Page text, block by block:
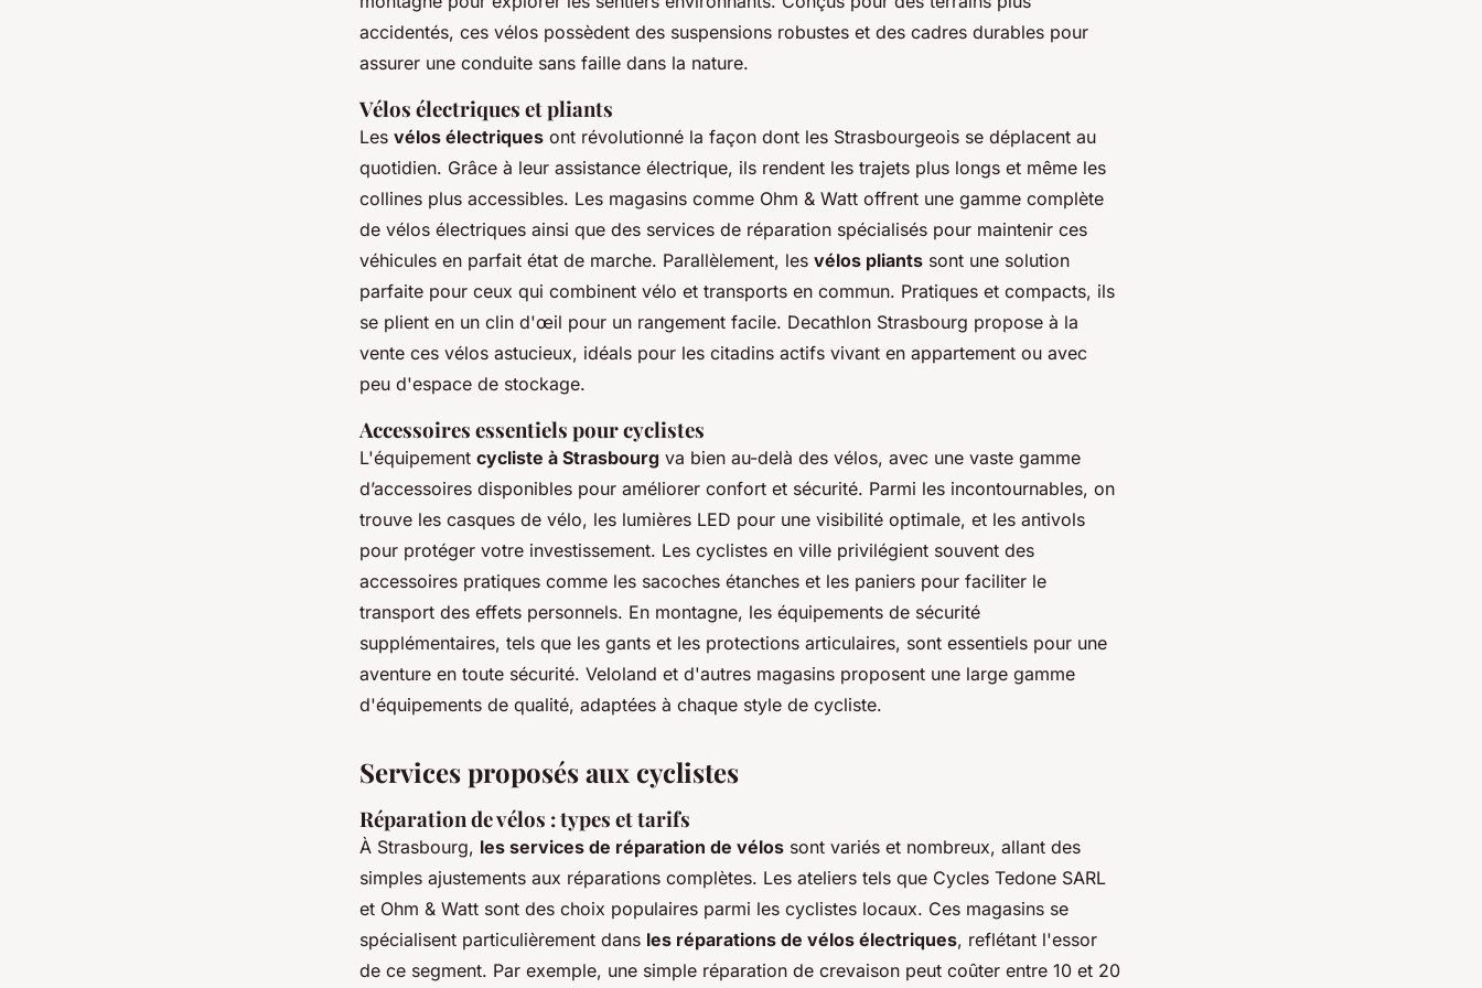
accidentés, ces vélos possèdent des suspensions robustes et des cadres durables pour
assurer une conduite sans faille dans la nature.
Vélos électriques et pliants
Les vélos électriques ont révolutionné la façon dont les Strasbourgeois se déplacent au
quotidien. Grâce à leur assistance électrique, ils rendent les trajets plus longs et même les
collines plus accessibles. Les magasins comme Ohm & Watt offrent une gamme complète
de vélos électriques ainsi que des services de réparation spécialisés pour maintenir ces
véhicules en parfait état de marche. Parallèlement, les vélos pliants sont une solution
parfaite pour ceux qui combinent vélo et transports en commun. Pratiques et compacts, ils
se plient en un clin d'œil pour un rangement facile. Decathlon Strasbourg propose à la
vente ces vélos astucieux, idéals pour les citadins actifs vivant en appartement ou avec
peu d'espace de stockage.
Accessoires essentiels pour cyclistes
L'équipement cycliste à Strasbourg va bien au-delà des vélos, avec une vaste gamme
d’accessoires disponibles pour améliorer confort et sécurité. Parmi les incontournables, on
trouve les casques de vélo, les lumières LED pour une visibilité optimale, et les antivols
pour protéger votre investissement. Les cyclistes en ville privilégient souvent des
accessoires pratiques comme les sacoches étanches et les paniers pour faciliter le
transport des effets personnels. En montagne, les équipements de sécurité
supplémentaires, tels que les gants et les protections articulaires, sont essentiels pour une
aventure en toute sécurité. Veloland et d'autres magasins proposent une large gamme
d'équipements de qualité, adaptées à chaque style de cycliste.
Services proposés aux cyclistes
Réparation de vélos : types et tarifs
À Strasbourg, les services de réparation de vélos sont variés et nombreux, allant des
simples ajustements aux réparations complètes. Les ateliers tels que Cycles Tedone SARL
et Ohm & Watt sont des choix populaires parmi les cyclistes locaux. Ces magasins se
spécialisent particulièrement dans les réparations de vélos électriques, reflétant l'essor
de ce segment. Par exemple, une simple réparation de crevaison peut coûter entre 10 et 20